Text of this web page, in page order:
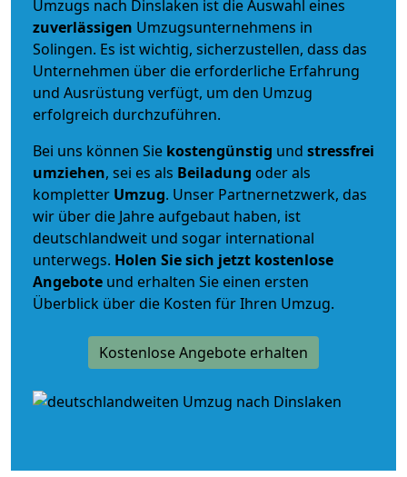
Umzugs nach Dinslaken ist die Auswahl eines
zuverlässigen Umzugsunternehmens in
Solingen. Es ist wichtig, sicherzustellen, dass das
Unternehmen über die erforderliche Erfahrung
und Ausrüstung verfügt, um den Umzug
erfolgreich durchzuführen.
Bei uns können Sie kostengünstig und stressfrei
umziehen, sei es als Beiladung oder als
kompletter Umzug. Unser Partnernetzwerk, das
wir über die Jahre aufgebaut haben, ist
deutschlandweit und sogar international
unterwegs. Holen Sie sich jetzt kostenlose
Angebote und erhalten Sie einen ersten
Überblick über die Kosten für Ihren Umzug.
Kostenlose Angebote erhalten